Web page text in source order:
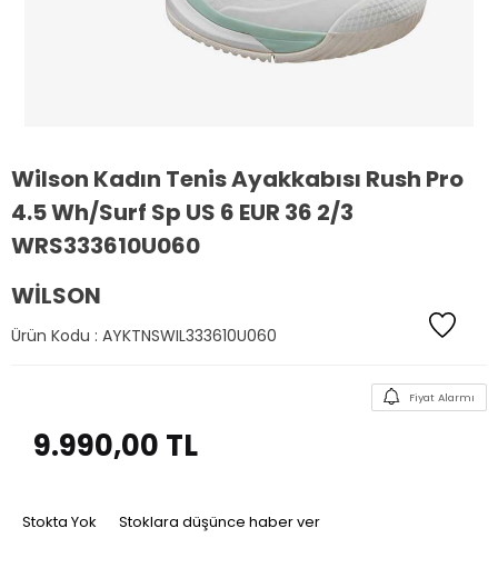
Wilson Kadın Tenis Ayakkabısı Rush Pro
4.5 Wh/Surf Sp US 6 EUR 36 2/3
WRS333610U060
WILSON
Ürün Kodu : AYKTNSWIL333610U060
Fiyat Alarmı
9.990,00 TL
Stokta Yok Stoklara düşünce haber ver